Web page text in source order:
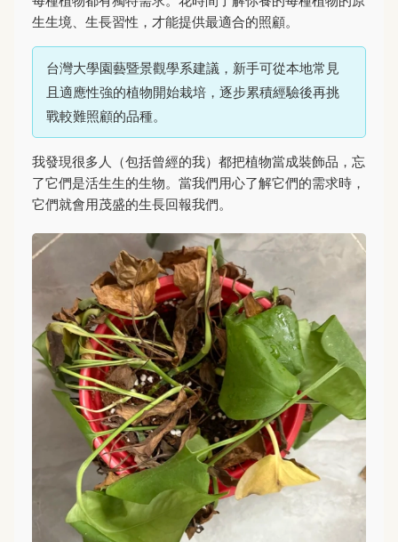
生生境、生長習性，才能提供最適合的照顧。
台灣大學園藝暨景觀學系建議，新手可從本地常見
且適應性強的植物開始栽培，逐步累積經驗後再挑
戰較難照顧的品種。
我發現很多人（包括曾經的我）都把植物當成裝飾品，忘
了它們是活生生的生物。當我們用心了解它們的需求時，
它們就會用茂盛的生長回報我們。